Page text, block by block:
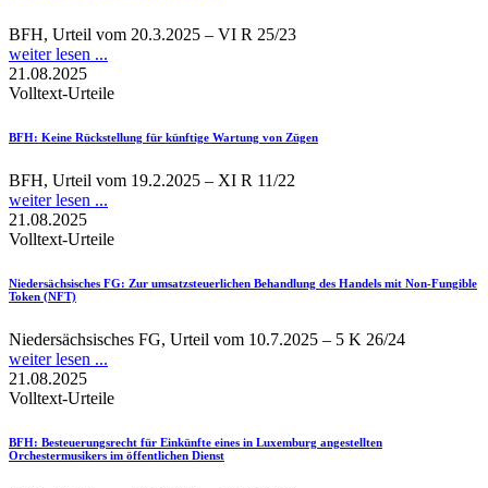
BFH, Urteil vom 20.3.2025 – VI R 25/23
weiter lesen ...
21.08.2025
Volltext-Urteile
BFH: Keine Rückstellung für künftige Wartung von Zügen
BFH, Urteil vom 19.2.2025 – XI R 11/22
weiter lesen ...
21.08.2025
Volltext-Urteile
Niedersächsisches FG: Zur umsatzsteuerlichen Behandlung des Handels mit Non-Fungible
Token (NFT)
Niedersächsisches FG, Urteil vom 10.7.2025 – 5 K 26/24
weiter lesen ...
21.08.2025
Volltext-Urteile
BFH: Besteuerungsrecht für Einkünfte eines in Luxemburg angestellten
Orchestermusikers im öffentlichen Dienst